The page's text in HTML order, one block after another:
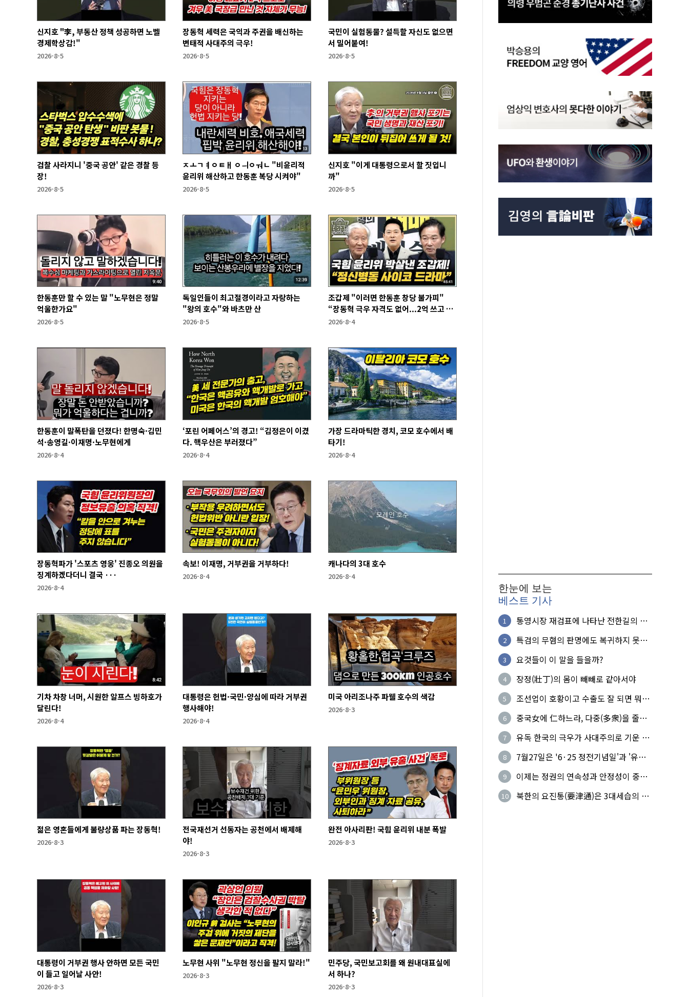
신지호 "李, 부동산 정책 성공하면 노벨
경제학상감!"
2026-8-5
장동혁 세력은 국익과 주권을 배신하는
변태적 사대주의 극우!
2026-8-5
국민이 실험동물? 설득할 자신도 없으면
서 밀어붙여!
2026-8-5
검찰 사라지니 '중국 공안' 같은 경찰 등
장!
2026-8-5
ㅈㅗㄱㅕㅇㅌㅐ ㅇㅢㅇㅝㄴ "비윤리적
윤리위 해산하고 한동훈 복당 시켜야"
2026-8-5
신지호 "이게 대통령으로서 할 짓입니
까"
2026-8-5
한동훈만 할 수 있는 말 "노무현은 정말
억울한가요"
2026-8-5
독일인들이 최고절경이라고 자랑하는
"왕의 호수"와 바츠만 산
2026-8-5
조갑제 "이러면 한동훈 창당 불가피"
“장동혁 극우 자격도 없어...2억 쓰고 성
과 없어”
2026-8-4
한동훈이 말폭탄을 던졌다! 한명숙·김민
석·송영길·이재명·노무현에게
2026-8-4
‘포린 어페어스’의 경고! “김정은이 이겼
다. 핵우산은 부러졌다”
2026-8-4
가장 드라마틱한 경치, 코모 호수에서 배
타기!
2026-8-4
장동혁파가 '스포츠 영웅' 진종오 의원을
징계하겠다더니 결국 ···
2026-8-4
속보! 이재명, 거부권을 거부하다!
2026-8-4
캐나다의 3대 호수
2026-8-4
기차 차창 너머, 시원한 알프스 빙하호가
달린다!
2026-8-4
대통령은 헌법·국민·양심에 따라 거부권
행사해야!
2026-8-4
미국 아리조나주 파웰 호수의 색감
2026-8-3
젊은 영혼들에게 불량상품 파는 장동혁!
2026-8-3
전국재선거 선동자는 공천에서 배제해
야!
2026-8-3
완전 아사리판! 국힘 윤리위 내분 폭발
2026-8-3
대통령이 거부권 행사 안하면 모든 국민
이 들고 일어날 사안!
2026-8-3
노무현 사위 "노무현 정신을 팔지 말라!"
2026-8-3
민주당, 국민보고회를 왜 원내대표실에
서 하나?
2026-8-3
한눈에 보는
베스트 기사
1
통영시장 재검표에 나타난 전한길의 무
2
특검의 무혐의 판명에도 복귀하지 못한
3 요것들이 이 말을 들을까?
4 장정(壯丁)의 몸이 빼빼로 같아서야
5
조선업이 호황이고 수출도 잘 되면 뭐하
6
중국女에 仁하느라, 다중(多衆)을 줄세
7
유독 한국의 극우가 사대주의로 기운 이
8
7월27일은 '6·25 정전기념일'과 '유엔
9
이제는 정권의 연속성과 안정성이 중요
10
북한의 요진통(要津通)은 3대세습의 사